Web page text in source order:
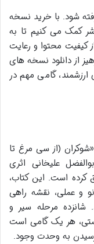
شود. با خرید نسخه
کمک می کنیم تا به
کیفیت محتوا و رعایت
از دانلود نسخه های
ارزشمند، گامی مهم در
(از سی مرغ تا
علیخانی اثری
کرده است. این کتاب،
و عملی، نقشه راهی
شانزده مرحله سیر و
هر یک گامی است
به وحدت وجود.